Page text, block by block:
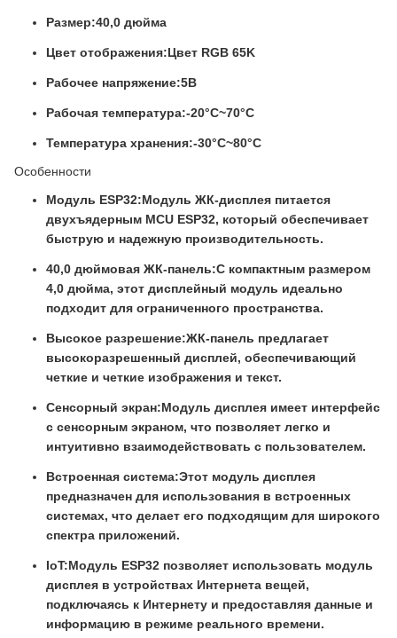
Размер:40,0 дюйма
Цвет отображения:Цвет RGB 65K
Рабочее напряжение:5В
Рабочая температура:-20°C~70°C
Температура хранения:-30°C~80°C
Особенности
Модуль ESP32:Модуль ЖК-дисплея питается
двухъядерным MCU ESP32, который обеспечивает
быструю и надежную производительность.
40,0 дюймовая ЖК-панель:С компактным размером
4,0 дюйма, этот дисплейный модуль идеально
подходит для ограниченного пространства.
Высокое разрешение:ЖК-панель предлагает
высокоразрешенный дисплей, обеспечивающий
четкие и четкие изображения и текст.
Сенсорный экран:Модуль дисплея имеет интерфейс
с сенсорным экраном, что позволяет легко и
интуитивно взаимодействовать с пользователем.
Встроенная система:Этот модуль дисплея
предназначен для использования в встроенных
системах, что делает его подходящим для широкого
спектра приложений.
IoT:Модуль ESP32 позволяет использовать модуль
дисплея в устройствах Интернета вещей,
подключаясь к Интернету и предоставляя данные и
информацию в режиме реального времени.